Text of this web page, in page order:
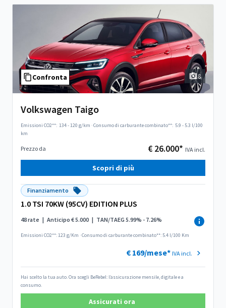
Confronta 8
Volkswagen Taigo
Emissioni CO2**: 134 - 120 g/km ·Consumo di carburante combinato**: 5.9 - 5.3 l/100
km
Prezzo da € 26.000* IVA incl.
Scopri di più
Finanziamento
1.0 TSI 70KW (95CV) EDITION PLUS
48 rate | Anticipo € 5.000 | TAN/TAEG 5.99% - 7.26%
Emissioni CO2**: 123 g/Km ·Consumo di carburante combinato**: 5.4 l/100 Km
€ 169/mese* IVA incl.
Hai scelto la tua auto. Ora scegli BeRebel: l’assicurazione mensile, digitale e a
consumo.
Assicurati ora